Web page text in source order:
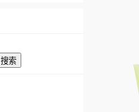
搜索